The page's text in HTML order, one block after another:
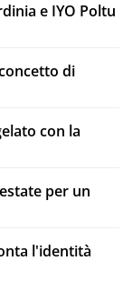
e IYO Poltu
di
con la
per un
l'identità